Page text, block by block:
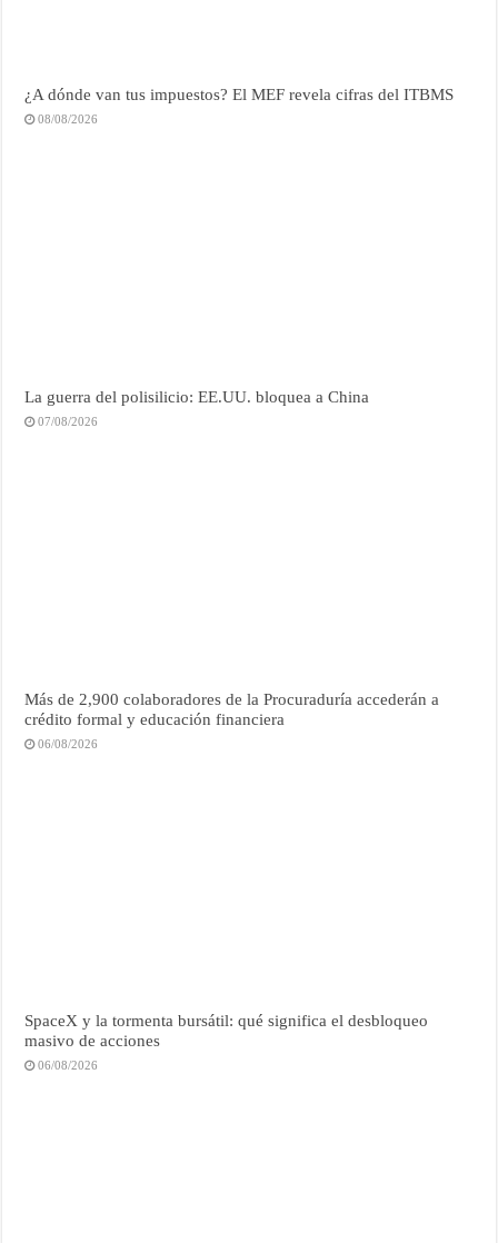
¿A dónde van tus impuestos? El MEF revela cifras del ITBMS
08/08/2026
La guerra del polisilicio: EE.UU. bloquea a China
07/08/2026
Más de 2,900 colaboradores de la Procuraduría accederán a
crédito formal y educación financiera
06/08/2026
SpaceX y la tormenta bursátil: qué significa el desbloqueo
masivo de acciones
06/08/2026